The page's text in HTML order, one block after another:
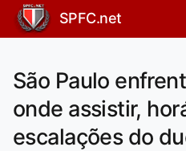
SPFC.net
São Paulo
onde assistir,
escalações do